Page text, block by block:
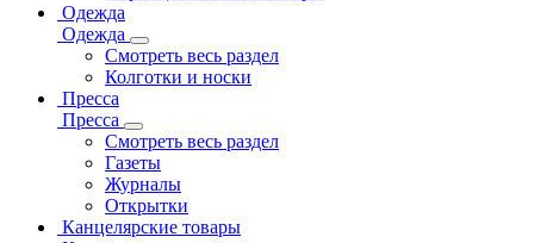
Одежда
Одежда
Смотреть весь раздел
Колготки и носки
Пресса
Пресса
Смотреть весь раздел
Газеты
Журналы
Открытки
Канцелярские товары